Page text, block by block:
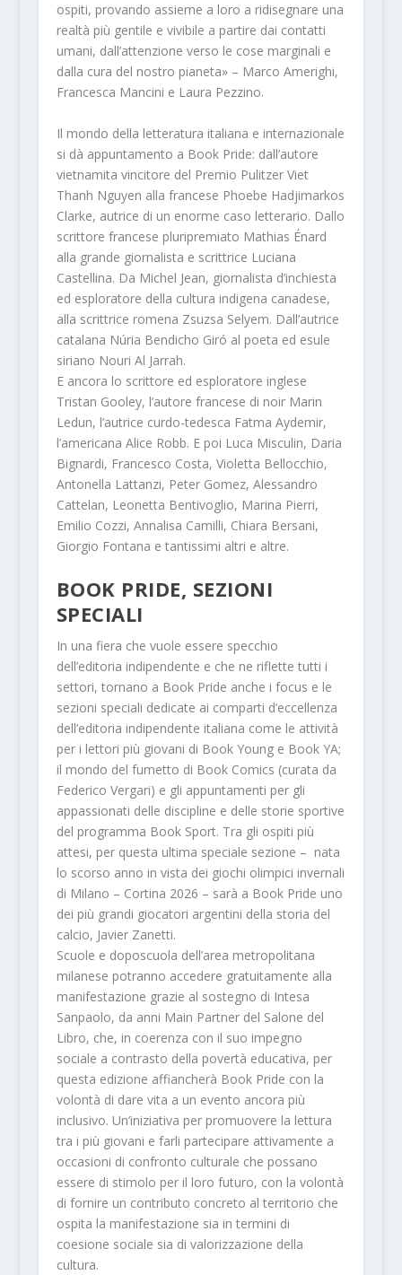
ospiti, provando assieme a loro a ridisegnare una
realtà più gentile e vivibile a partire dai contatti
umani, dall’attenzione verso le cose marginali e
dalla cura del nostro pianeta» – Marco Amerighi,
Francesca Mancini e Laura Pezzino.
Il mondo della letteratura italiana e internazionale
si dà appuntamento a Book Pride: dall’autore
vietnamita vincitore del Premio PulitzerViet
Thanh Nguyen alla francese Phoebe Hadjimarkos
Clarke, autrice di un enorme caso letterario. Dallo
scrittore francese pluripremiato Mathias Énard
alla grande giornalista e scrittrice Luciana
Castellina. Da Michel Jean, giornalista d’inchiesta
ed esploratore della cultura indigena canadese,
alla scrittrice romena Zsuzsa Selyem. Dall’autrice
catalana Núria Bendicho Giró al poeta ed esule
siriano Nouri Al Jarrah.
E ancora lo scrittore ed esploratore inglese
Tristan Gooley, l’autore francese di noir Marin
Ledun, l’autrice curdo-tedesca Fatma Aydemir,
l’americana Alice Robb. E poi Luca Misculin, Daria
Bignardi, Francesco Costa, Violetta Bellocchio,
Antonella Lattanzi, Peter Gomez, Alessandro
Cattelan, Leonetta Bentivoglio, Marina Pierri,
Emilio Cozzi, Annalisa Camilli, Chiara Bersani,
Giorgio Fontana e tantissimi altri e altre.
BOOK PRIDE, SEZIONI
SPECIALI
In una fiera che vuole essere specchio
dell’editoria indipendente e che ne riflette tutti i
settori, tornano a Book Pride anche i focus e le
sezioni speciali dedicate ai comparti d’eccellenza
dell’editoria indipendente italiana come le attività
per i lettori più giovani di Book Young e Book YA;
il mondo del fumetto di Book Comics (curata da
Federico Vergari) e gli appuntamenti per gli
appassionati delle discipline e delle storie sportive
del programma Book Sport. Tra gli ospiti più
attesi, per questa ultima speciale sezione – nata
lo scorso anno in vista dei giochi olimpici invernali
di Milano – Cortina 2026 – sarà a Book Pride uno
dei più grandi giocatori argentini della storia del
calcio, Javier Zanetti.
Scuole e doposcuola dell’area metropolitana
milanese potranno accedere gratuitamente alla
manifestazione grazie al sostegno di Intesa
Sanpaolo, da anni Main Partner del Salone del
Libro, che, in coerenza con il suo impegno
sociale a contrasto della povertà educativa, per
questa edizione affiancherà Book Pride con la
volontà di dare vita a un evento ancora più
inclusivo. Un’iniziativa per promuovere la lettura
tra i più giovani e farli partecipare attivamente a
occasioni di confronto culturale che possano
essere di stimolo per il loro futuro, con la volontà
di fornire un contributo concreto al territorio che
ospita la manifestazione sia in termini di
coesione sociale sia di valorizzazione della
cultura.